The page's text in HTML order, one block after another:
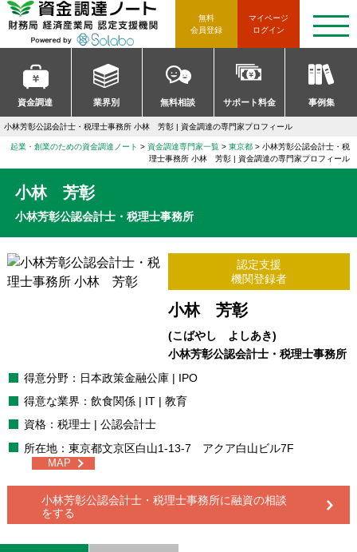
マイページ
ログイン
無料
会員登録
資金調達 業界別 無料相談 サポート料金 事例集
t
o
g
l
e
n
a
g
a
t
小林芳彰公認会計士・税理士事務所 小林 芳彰 | 資金調達の専門家プロフィール
起業・創業のための資金調達ノート 資金調達専門家一覧 東京都
小林芳彰公認会計士・税
理士事務所 小林 芳彰 | 資金調達の専門家プロフィール
小林 芳彰
小林芳彰公認会計士・税理士事務所
認定支援
機関登録者
小林 芳彰
(こばやし よしあき)
小林芳彰公認会計士・税理士事務所
得意分野：日本政策金融公庫 | IPO
得意な業界：飲食関係 | IT | 教育
資格：税理士 | 公認会計士
所在地：東京都文京区白山1-13-7 アクア白山ビル7F
MAP
小林芳彰公認会計士・税理士事務所に融資の相談
をする